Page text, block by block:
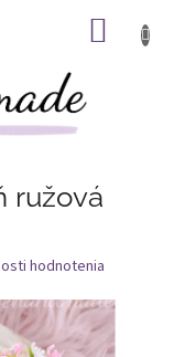
ružová
hodnotenia